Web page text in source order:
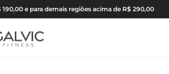
190,00 e para demais regiões acima de R$ 290,00